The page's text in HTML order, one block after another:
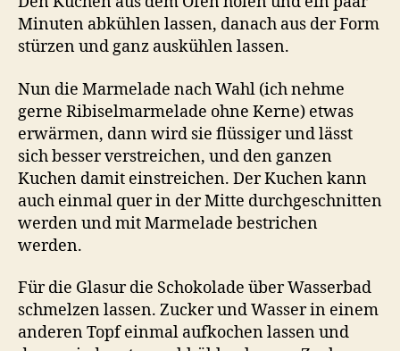
Minuten abkühlen lassen, danach aus der Form
stürzen und ganz auskühlen lassen.
Nun die Marmelade nach Wahl (ich nehme
gerne Ribiselmarmelade ohne Kerne) etwas
erwärmen, dann wird sie flüssiger und lässt
sich besser verstreichen, und den ganzen
Kuchen damit einstreichen. Der Kuchen kann
auch einmal quer in der Mitte durchgeschnitten
werden und mit Marmelade bestrichen
werden.
Für die Glasur die Schokolade über Wasserbad
schmelzen lassen. Zucker und Wasser in einem
anderen Topf einmal aufkochen lassen und